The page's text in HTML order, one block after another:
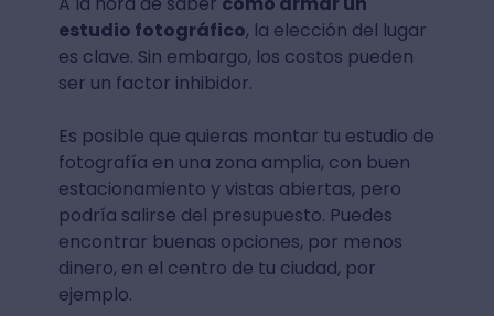
estudio fotográfico, la elección del lugar
es clave. Sin embargo, los costos pueden
ser un factor inhibidor.
Es posible que quieras montar tu estudio de
fotografía en una zona amplia, con buen
estacionamiento y vistas abiertas, pero
podría salirse del presupuesto. Puedes
encontrar buenas opciones, por menos
dinero, en el centro de tu ciudad, por
ejemplo.